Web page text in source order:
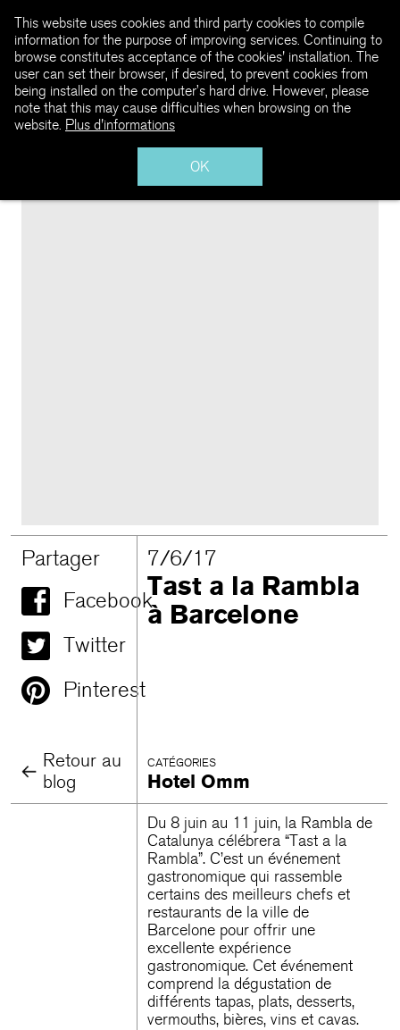
Partager
Facebook
Twitter
Pinterest
Retour au
blog
7/6/17
Tast a la Rambla
à Barcelone
CATÉGORIES
Hotel Omm
Du 8 juin au 11 juin, la Rambla de
Catalunya célébrera “Tast a la
Rambla”. C’est un événement
gastronomique qui rassemble
certains des meilleurs chefs et
restaurants de la ville de
Barcelone pour offrir une
excellente expérience
gastronomique. Cet événement
comprend la dégustation de
différents tapas, plats, desserts,
vermouths, bières, vins et cavas.
This website uses cookies and third party cookies to compile
information for the purpose of improving services. Continuing to
browse constitutes acceptance of the cookies' installation. The
user can set their browser, if desired, to prevent cookies from
being installed on the computer’s hard drive. However, please
note that this may cause difficulties when browsing on the
website. Plus d'informations
OK